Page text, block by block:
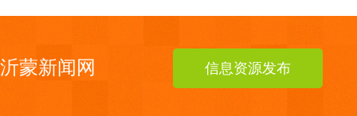
沂蒙新闻网 信息资源发布